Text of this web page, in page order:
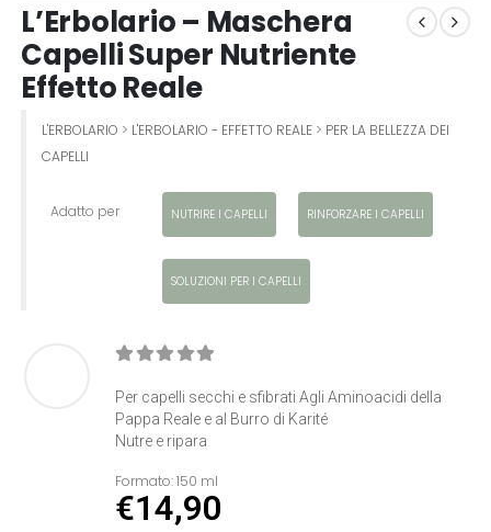
L’Erbolario – Maschera
Capelli Super Nutriente
Effetto Reale
L'ERBOLARIO > L'ERBOLARIO - EFFETTO REALE> PER LA BELLEZZA DEI
CAPELLI
Adatto per NUTRIRE I CAPELLI RINFORZARE I CAPELLI
SOLUZIONI PER I CAPELLI
Per capelli secchi e sfibrati Agli Aminoacidi della
Pappa Reale e al Burro di Karité
Nutre e ripara
Formato:150 ml
€14,90